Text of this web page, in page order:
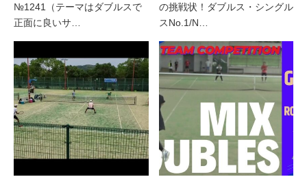
№1241（テーマはダブルスで
正面に良いサ…
の挑戦状！ダブルス・シングル
スNo.1/N…